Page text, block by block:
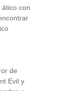
con
de
Evil y